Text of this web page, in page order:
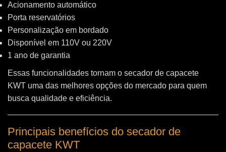
Acionamento automático
Porta reservatórios
Personalização em bordado
Disponível em 110V ou 220V
1 ano de garantia
Essas funcionalidades tornam o secador de capacete
KWT uma das melhores opções do mercado para quem
busca qualidade e eficiência.
Principais benefícios do secador de
capacete KWT